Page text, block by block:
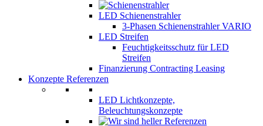
LED Schienenstrahler
3-Phasen Schienenstrahler VARIO
LED Streifen
Feuchtigkeitsschutz für LED
Streifen
Finanzierung Contracting Leasing
Konzepte Referenzen
LED Lichtkonzepte,
Beleuchtungskonzepte